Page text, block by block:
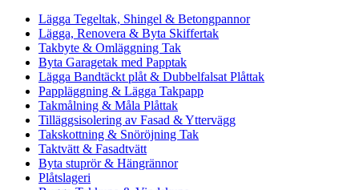
Lägga Tegeltak, Shingel & Betongpannor
Lägga, Renovera & Byta Skiffertak
Takbyte & Omläggning Tak
Byta Garagetak med Papptak
Lägga Bandtäckt plåt & Dubbelfalsat Plåttak
Pappläggning & Lägga Takpapp
Takmålning & Måla Plåttak
Tilläggsisolering av Fasad & Yttervägg
Takskottning & Snöröjning Tak
Taktvätt & Fasadtvätt
Byta stuprör & Hängrännor
Plåtslageri